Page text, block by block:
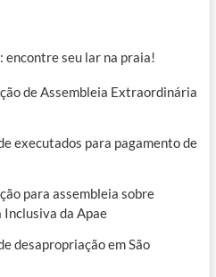
encontre seu lar na praia!
de Assembleia Extraordinária
executados para pagamento de
para assembleia sobre
da Apae
desapropriação em São